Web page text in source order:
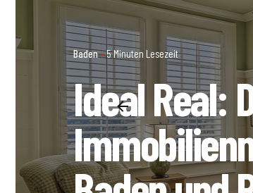
Baden 5 Minuten Lesezeit
Ideal Real: